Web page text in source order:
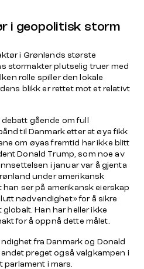
i geopolitisk storm
i Grønlands største
stormakter plutselig truer med
rolle spiller den lokale
blikk er rettet mot et relativt
gående om full
til Danmark etter at øya fikk
om øyas fremtid har ikke blitt
Donald Trump, som noe av
i januar var å gjenta
under amerikansk
ser på amerikansk eierskap
nødvendighet» for å sikre
Han har heller ikke
for å oppnå dette målet.
fra Danmark og Donald
preget også valgkampen i
i mars.